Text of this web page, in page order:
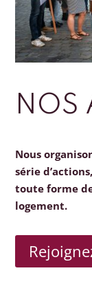
NOS
Nous
série
toute forme
logement.